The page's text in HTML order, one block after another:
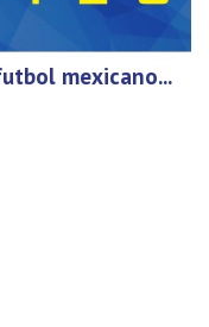
mexicano...